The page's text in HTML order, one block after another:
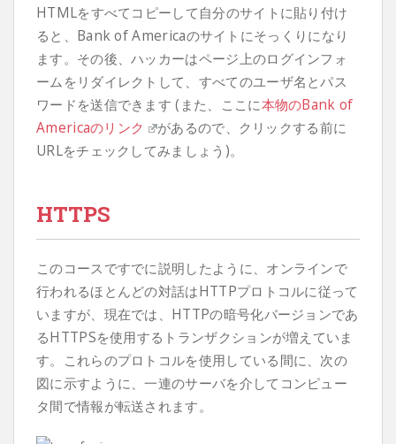
HTMLをすべてコピーして自分のサイトに貼り付け
ると、Bank of Americaのサイトにそっくりになり
ます。その後、ハッカーはページ上のログインフォ
ームをリダイレクトして、すべてのユーザ名とパス
ワードを送信できます (また、ここに本物のBank of
Americaのリンク
があるので、クリックする前に
URLをチェックしてみましょう)。
HTTPS
このコースですでに説明したように、オンラインで
行われるほとんどの対話はHTTPプロトコルに従って
いますが、現在では、HTTPの暗号化バージョンであ
るHTTPSを使用するトランザクションが増えていま
す。これらのプロトコルを使用している間に、次の
図に示すように、一連のサーバを介してコンピュー
タ間で情報が転送されます。